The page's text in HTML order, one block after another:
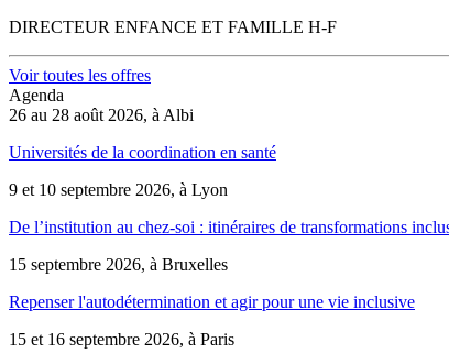
DIRECTEUR ENFANCE ET FAMILLE H-F
Voir toutes les offres
Agenda
26 au 28 août 2026, à Albi
Universités de la coordination en santé
9 et 10 septembre 2026, à Lyon
De l’institution au chez-soi : itinéraires de transformations
15 septembre 2026, à Bruxelles
Repenser l'autodétermination et agir pour une vie inclusive
15 et 16 septembre 2026, à Paris